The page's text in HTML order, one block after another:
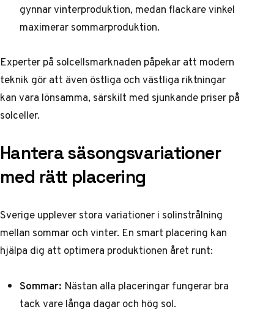
gynnar vinterproduktion, medan flackare vinkel
maximerar sommarproduktion.
Experter på solcellsmarknaden påpekar att modern
teknik gör att även östliga och västliga riktningar
kan vara lönsamma, särskilt med sjunkande priser på
solceller.
Hantera säsongsvariationer
med rätt placering
Sverige upplever stora variationer i solinstrålning
mellan sommar och vinter. En smart placering kan
hjälpa dig att optimera produktionen året runt:
Sommar: Nästan alla placeringar fungerar bra
tack vare långa dagar och hög sol.